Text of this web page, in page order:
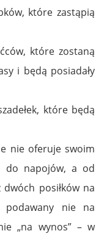
które zastąpią
które zostaną
i będą posiadały
które będą
nie oferuje swoim
do napojów, a od
posiłków na
podawany nie na
„na wynos” – w